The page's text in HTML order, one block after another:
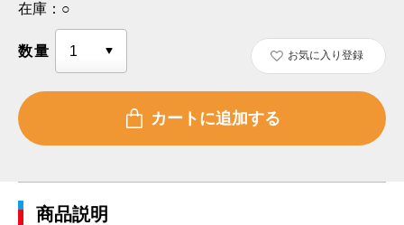
在庫： ○
数量 お気に入り登録
商品説明